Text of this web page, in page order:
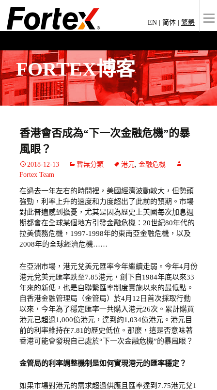
EN 简体 繁體
FORTEX博客
香港會否成為“下一次金融危機”的暴
風眼？
2018-12-13 暫無分類 港元, 金融危機
Fortex Team
在過去一年左右的時間裡，美國經濟波動較大，但勢頭
強勁，利率上升的速度和力度超出了此前的預期。市場
對此普遍感到擔憂，尤其是因為歷史上美國每次加息週
期都會在全球某個地方引發金融危機：20世紀80年代的
拉美債務危機，1997-1998年的東南亞金融危機，以及
2008年的全球經濟危機……
在亞洲市場，港元兌美元匯率今年繼續走弱。今年4月份
港元兌美元匯率跌至7.85港元，創下自1984年底以來33
年來的新低，也是自聯繫匯率制度實施以來的最低點。
自香港金融管理局（金管局）於4月12日首次採取行動
以來，今年為了穩定匯率一共購入港元26次。累計購買
港元已超過1,000億港元，達到約1,034億港元。港元目
前的利率維持在7.81的歷史低位。那麼，這是否意味著
香港可能會發現自己處於“下一次金融危機”的暴風眼？
金管局的利率調整機制是如何實現港元的匯率穩定？
如果市場對港元的需求超過供應且匯率達到7.75港元兌1